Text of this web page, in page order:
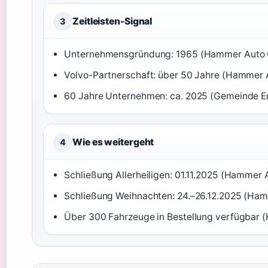
3 Zeitleisten-Signal
Unternehmensgründung: 1965 (Hammer
Volvo-Partnerschaft: über 50 Jahre (Hammer
60 Jahre Unternehmen: ca. 2025 (Gemeinde
4 Wie es weitergeht
Schließung Allerheiligen: 01.11.2025
Schließung Weihnachten: 24.–26.12.2025
Über 300 Fahrzeuge in Bestellung verfügbar